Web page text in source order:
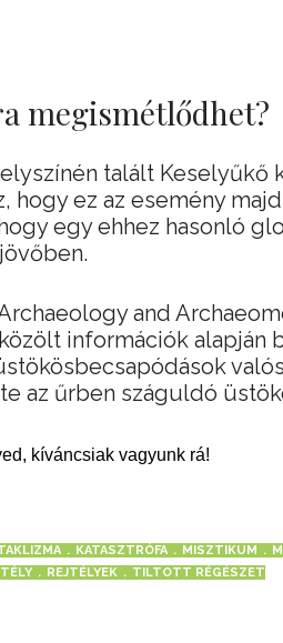
megismétlődhet?
talált Keselyűkő
hogy ez az esemény
egy ehhez hasonló
and
információk alapján
az űrben száguldó
kíváncsiak vagyunk rá!
KATASZTRÓFA MISZTIKUM
REJTÉLYEK TILTOTT RÉGÉSZET